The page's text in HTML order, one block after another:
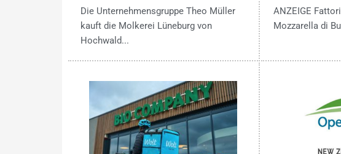
Die Unternehmensgruppe Theo Müller
kauft die Molkerei Lüneburg von
Hochwald...
ANZEIGE
Mozzarella di